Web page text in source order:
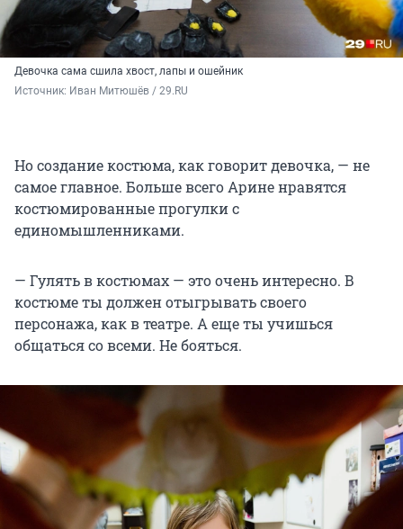
Девочка сама сшила хвост, лапы и ошейник
Источник: Иван Митюшёв / 29.RU
Но создание костюма, как говорит девочка, — не
самое главное. Больше всего Арине нравятся
костюмированные прогулки с
единомышленниками.
— Гулять в костюмах — это очень интересно. В
костюме ты должен отыгрывать своего
персонажа, как в театре. А еще ты учишься
общаться со всеми. Не бояться.